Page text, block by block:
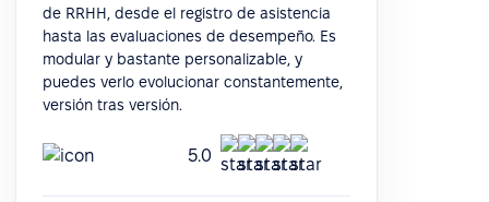
de RRHH, desde el registro de asistencia
hasta las evaluaciones de desempeño. Es
modular y bastante personalizable, y
puedes verlo evolucionar constantemente,
versión tras versión.
5.0